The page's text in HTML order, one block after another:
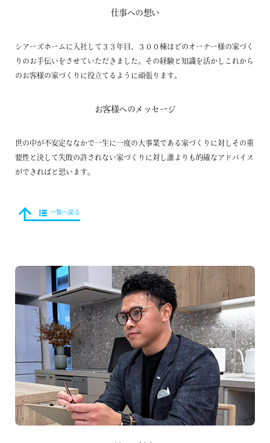
仕事への想い
シアーズホームに入社して３３年目、３００棟ほどのオーナー様の家づく
りのお手伝いをさせていただきました。その経験と知識を活かしこれから
のお客様の家づくりに役立てるように頑張ります。
お客様へのメッセージ
世の中が不安定ななかで一生に一度の大事業である家づくりに対しその重
要性と決して失敗の許されない家づくりに対し誰よりも的確なアドバイス
ができればと思います。
一覧へ戻る